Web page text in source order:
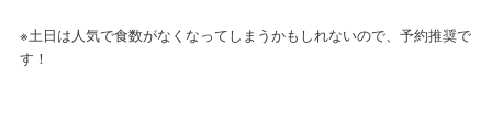
※土日は人気で食数がなくなってしまうかもしれないので、予約推奨で
す！